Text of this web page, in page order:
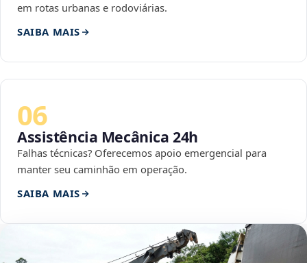
em rotas urbanas e rodoviárias.
SAIBA MAIS
06
Assistência Mecânica 24h
Falhas técnicas? Oferecemos apoio emergencial para
manter seu caminhão em operação.
SAIBA MAIS